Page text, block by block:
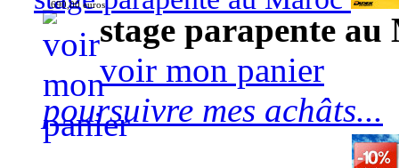
690,00 euros
stage parapente
voir mon panier
poursuivre mes achâts...